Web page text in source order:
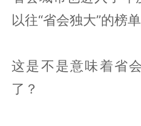
以往“省会独大”的榜
这是不是意味着省
了？